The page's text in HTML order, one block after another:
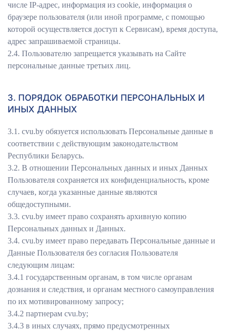
числе IP-адрес, информация из cookie, информация о
браузере пользователя (или иной программе, с помощью
которой осуществляется доступ к Сервисам), время доступа,
адрес запрашиваемой страницы.
2.4. Пользователю запрещается указывать на Сайте
персональные данные третьих лиц.
3. ПОРЯДОК ОБРАБОТКИ ПЕРСОНАЛЬНЫХ И
ИНЫХ ДАННЫХ
3.1. сvu.by обязуется использовать Персональные данные в
соответствии с действующим законодательством
Республики Беларусь.
3.2. В отношении Персональных данных и иных Данных
Пользователя сохраняется их конфиденциальность, кроме
случаев, когда указанные данные являются
общедоступными.
3.3. сvu.by имеет право сохранять архивную копию
Персональных данных и Данных.
3.4. сvu.by имеет право передавать Персональные данные и
Данные Пользователя без согласия Пользователя
следующим лицам:
3.4.1 государственным органам, в том числе органам
дознания и следствия, и органам местного самоуправления
по их мотивированному запросу;
3.4.2 партнерам сvu.by;
3.4.3 в иных случаях, прямо предусмотренных